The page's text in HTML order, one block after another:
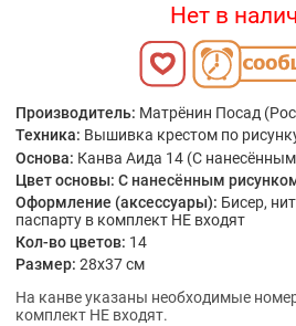
Нет в
Производитель: Матрёнин Посад
Техника: Вышивка крестом по
Основа: Канва Аида 14 (С
Цвет основы: С нанесённым
Оформление (аксессуары): Бисер,
паспарту в комплект НЕ входят
Кол-во цветов: 14
Размер: 28x37 см
На канве указаны необходимые
комплект НЕ входят.